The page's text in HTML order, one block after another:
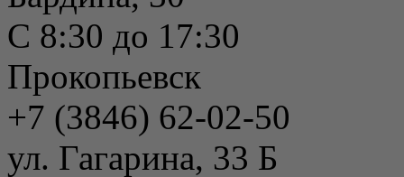
С 8:30 до 17:30
Прокопьевск
+7 (3846) 62-02-50
ул. Гагарина, 33 Б